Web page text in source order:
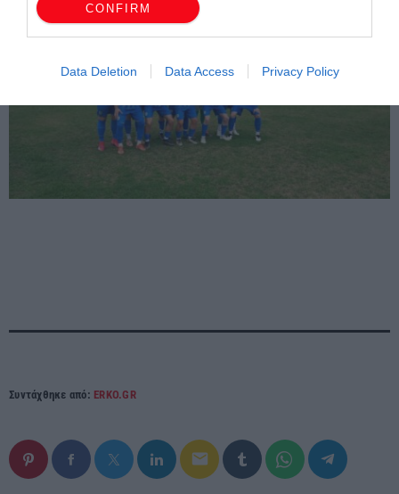
CONFIRM
Data Deletion Data Access Privacy Policy
Συντάχθηκε από: ERKO.GR
email